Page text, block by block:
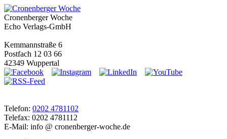
Cronenberger Woche
Echo Verlags-GmbH
Kemmannstraße 6
Postfach 12 03 66
42349 Wuppertal
Telefon: 0202 4781102
Telefax: 0202 4781112
E-Mail: info @ cronenberger-woche.de